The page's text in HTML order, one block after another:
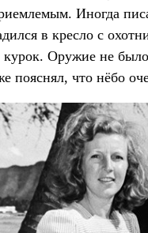
Иногда
в кресло с
Оружие не
что нёбо